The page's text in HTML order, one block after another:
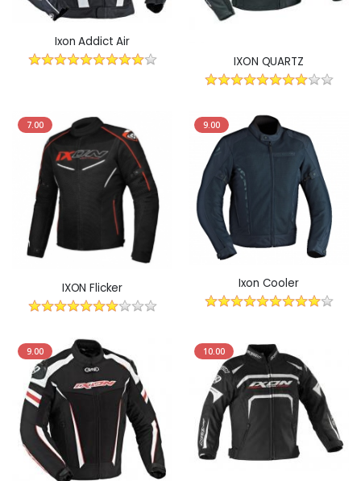
Ixon Addict Air
IXON QUARTZ
7.00
IXON Flicker
9.00
Ixon Cooler
9.00 10.00